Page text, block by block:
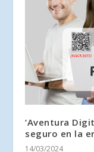
‘Aventura
seguro en la
14/03/2024